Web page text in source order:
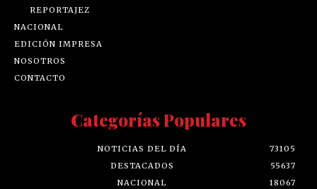
REPORTAJEZ
NACIONAL
EDICIÓN IMPRESA
NOSOTROS
CONTACTO
Categorías Populares
NOTICIAS DEL DÍA
73105
DESTACADOS
55637
NACIONAL
18067